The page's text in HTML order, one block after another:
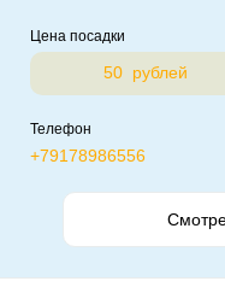
Цена посадки
50 рублей
Телефон
+79178986556